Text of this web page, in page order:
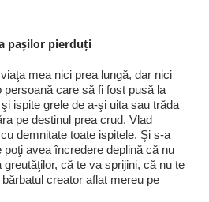
pașilor pierduți
mea nici prea lungă, dar nici
persoană care să fi fost pusă la
ispite grele de a-şi uita sau trăda
pe destinul prea crud. Vlad
demnitate toate ispitele. Şi s-a
avea încredere deplină că nu
că te va sprijini, că nu te
creator aflat mereu pe